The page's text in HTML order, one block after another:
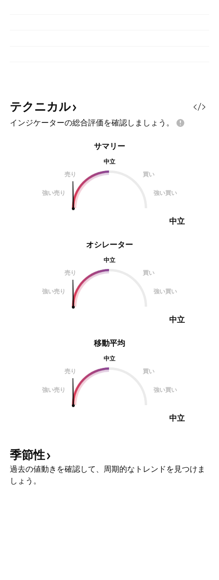
テクニカル
インジケーターの総合評価を確認しましょう。
オシレーター
中立
売り
買い
強い売り 強い買い
中立
サマリー
中立
売り
買い
強い売り 強い買い
中立
移動平均
中立
売り
買い
強い売り 強い買い
中立
季節性
過去の値動きを確認して、周期的なトレンドを見つけま
しょう。